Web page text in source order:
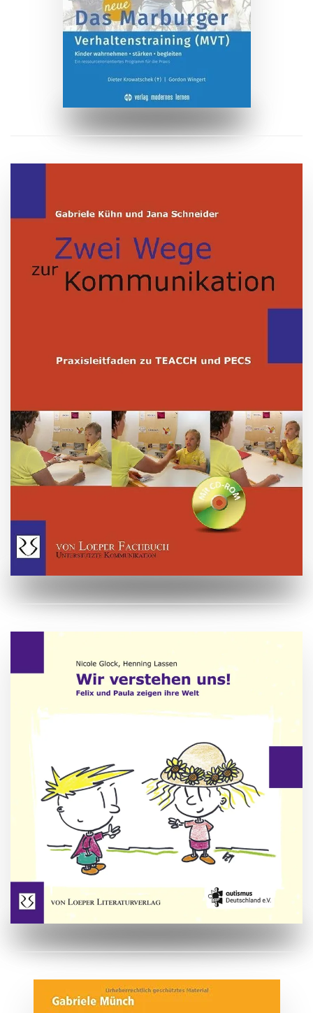
ZUM BUCH
ZUM BUCH